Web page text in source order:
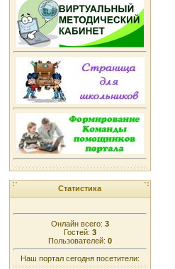
Статистика
Онлайн всего: 3
Гостей: 3
Пользователей: 0
Наш портал сегодня посетители: